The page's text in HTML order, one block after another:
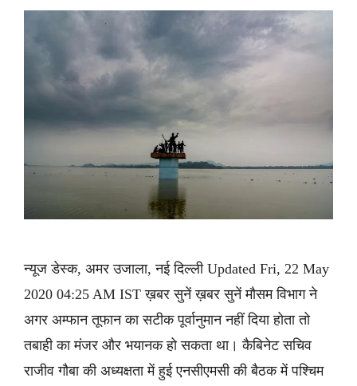
न्यूज डेस्क, अमर उजाला, नई दिल्ली Updated Fri, 22 May
2020 04:25 AM IST ख़बर सुनें ख़बर सुनें मौसम विभाग ने
अगर अम्फान तूफान का सटीक पूर्वानुमान नहीं दिया होता तो
तबाही का मंजर और भयानक हो सकता था। कैबिनेट सचिव
राजीव गौबा की अध्यक्षता में हुई एनसीएमसी की बैठक में पश्चिम